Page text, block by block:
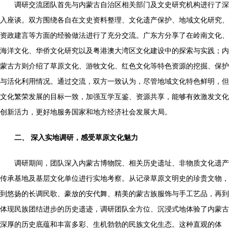
调研交流团队首先与内蒙古自治区相关部门及文史研究机构进行了深
入座谈。双方围绕各自在文史资料整理、文化遗产保护、地域文化研究、
资政建言等方面的经验做法进行了充分交流。广东方分享了在岭南文化、
海洋文化、华侨文化研究以及粤港澳大湾区文化建设中的探索与实践；内
蒙古方则介绍了草原文化、游牧文化、红色文化等特色资源的挖掘、保护
与活化利用情况。通过交流，双方一致认为，尽管地域文化特色鲜明，但
文化繁荣发展的目标一致，加强互学互鉴、资源共享，能够有效激发文化
创新活力，更好地服务国家和地方经济社会发展大局。
二、 深入实地调研，感受草原文化魅力
调研期间，团队深入内蒙古博物院、相关历史遗址、非物质文化遗产
传承基地及基层文化单位进行实地考察。从记录草原文明史的珍贵文物，
到悠扬的长调民歌、豪放的安代舞、精美的蒙古族服饰与手工艺品，再到
体现民族团结进步的历史遗迹，调研团队全方位、沉浸式地体验了内蒙古
深厚的历史底蕴和丰富多彩、生机勃勃的民族文化生态。这种直观的体